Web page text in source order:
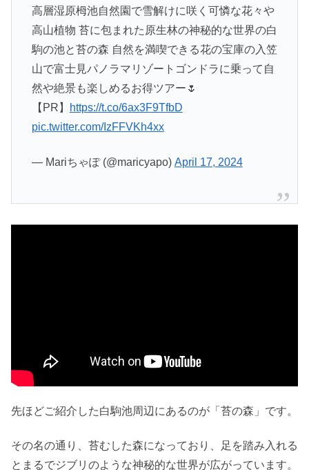
高層湿原栂池自然園で雪解けに咲く可憐な花々や
高山植物 苔に包まれた原生林の神秘的な世界の白
駒の池と苔の森 自然を満喫できる花の宝庫の入笠
山で富士見パノラマリゾートゴンドラに乗って自
然や絶景も楽しめるお得ツアー🌷
【PR】
https://t.co/6ax3F9TfbD
pic.twitter.com/IzFFVKh4xx
— Mariちゃぽ (@maricyapo) April 17, 2024
先ほどご紹介した白駒池周辺にあるのが「苔の森」です。
その名の通り、苔むした森になっており、足を踏み入れる
とまるでジブリのような神秘的な世界が広がっています。